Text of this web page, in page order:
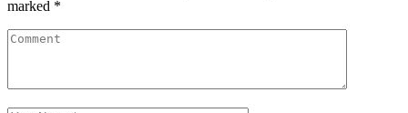
marked *